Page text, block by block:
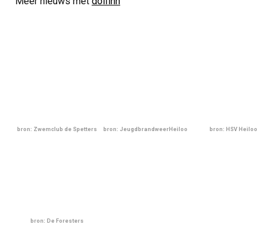
bron: Zwemclub de Spetters bron: JeugdbrandweerHeiloo bron: HSV Heiloo
bron: De Foresters